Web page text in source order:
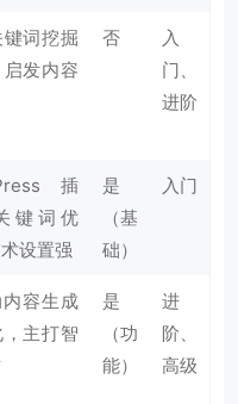
词挖掘
发内容
否
入
门、
进阶
插
键词优
设置强
是
（基
础）
入门
容生成
主打智
是
（功
能）
进
阶、
高级